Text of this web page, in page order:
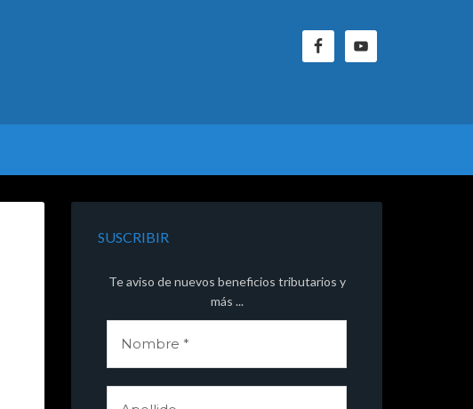
SUSCRIBIR
Te aviso de nuevos beneficios tributarios y
más ...